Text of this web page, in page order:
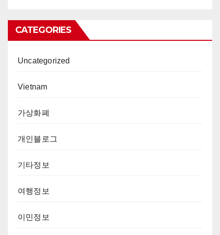
CATEGORIES
Uncategorized
Vietnam
가상화폐
개인블로그
기타정보
여행정보
이민정보